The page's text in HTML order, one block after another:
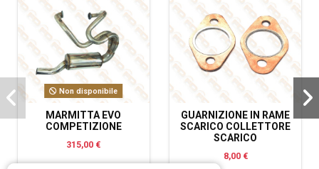
Non disponibile
MARMITTA EVO
COMPETIZIONE
315,00 €
GUARNIZIONE IN RAME
SCARICO COLLETTORE
SCARICO
8,00 €